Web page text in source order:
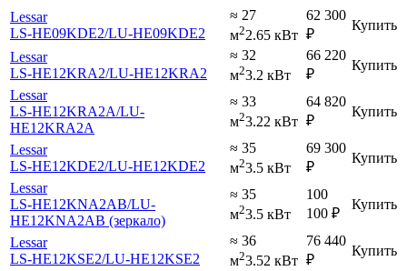
Lessar
LS-HE09KDE2/LU-HE09KDE2
≈ 27
м22.65 кВт
62 300
₽
Купить
Lessar
LS-HE12KRA2/LU-HE12KRA2
≈ 32
м23.2 кВт
66 220
₽
Купить
Lessar
LS-HE12KRA2A/LU-
HE12KRA2A
≈ 33
м23.22 кВт
64 820
₽
Купить
Lessar
LS-HE12KDE2/LU-HE12KDE2
≈ 35
м23.5 кВт
69 300
₽
Купить
Lessar
LS-HE12KNA2AB/LU-
HE12KNA2AB (зеркало)
≈ 35
м23.5 кВт
100
100 ₽
Купить
Lessar
LS-HE12KSE2/LU-HE12KSE2
≈ 36
м23.52 кВт
76 440
₽
Купить